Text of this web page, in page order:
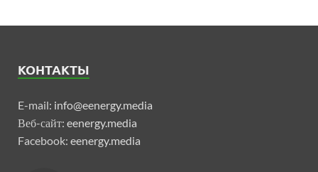
КОНТАКТЫ
E-mail: info@eenergy.media
Веб-сайт: eenergy.media
Facebook: eenergy.media